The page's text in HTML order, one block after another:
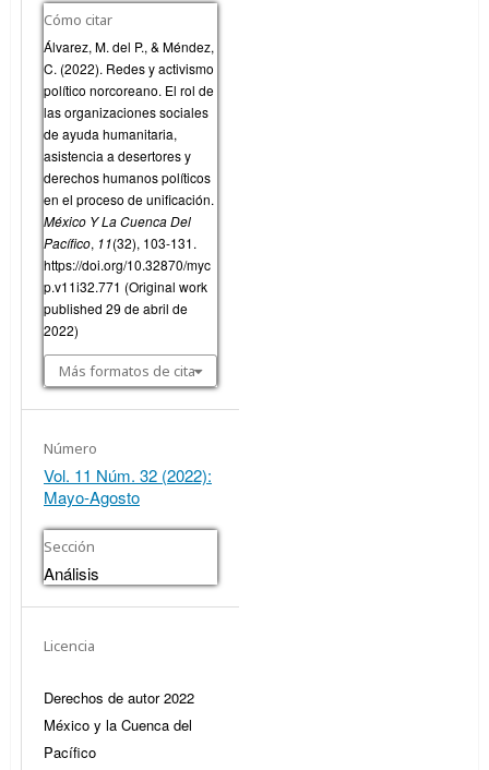
Cómo citar
Álvarez, M. del P., & Méndez,
C. (2022). Redes y activismo
político norcoreano. El rol de
las organizaciones sociales
de ayuda humanitaria,
asistencia a desertores y
derechos humanos políticos
en el proceso de unificación.
México Y La Cuenca Del
Pacífico, 11(32), 103-131.
https://doi.org/10.32870/myc
p.v11i32.771 (Original work
published 29 de abril de
2022)
Más formatos de cita
Número
Vol. 11 Núm. 32 (2022):
Mayo-Agosto
Sección
Análisis
Licencia
Derechos de autor 2022
México y la Cuenca del
Pacífico